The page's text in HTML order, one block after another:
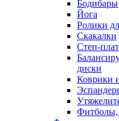
Бодибары
Йога
Ролики
Скакалки
Степ-
диски
Коврики
Фитболы,